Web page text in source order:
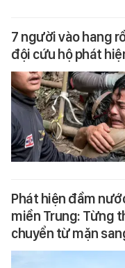
7 người vào hang
đội cứu hộ phát
Phát hiện đầm
miền Trung: Từng
chuyển từ mặn